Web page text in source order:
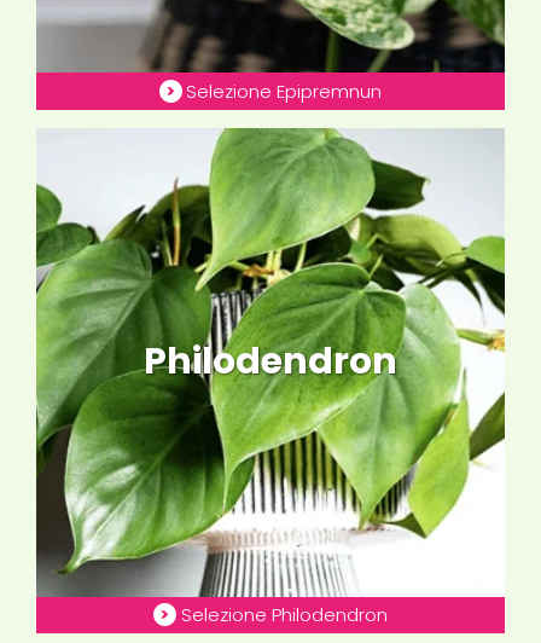
Selezione Epipremnun
Philodendron
Selezione Philodendron